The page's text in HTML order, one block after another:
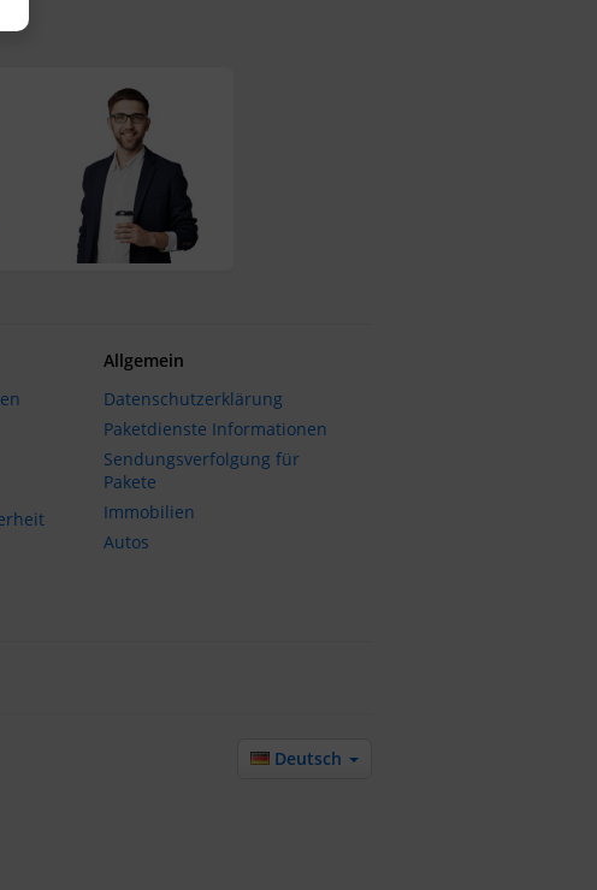
Allgemein
Datenschutzerklärung
Paketdienste Informationen
Sendungsverfolgung für
Pakete
Immobilien
Autos
Deutsch